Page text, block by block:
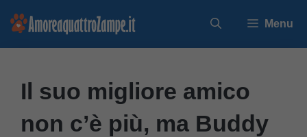
Vai
Menu
Il suo migliore amico
non c’è più, ma Buddy